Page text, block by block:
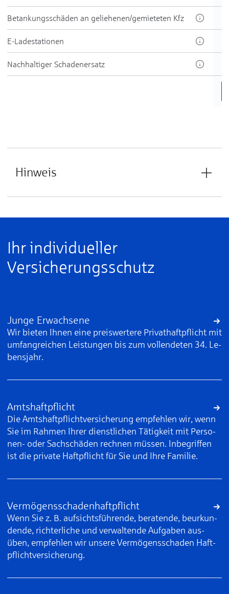
Be­tankungs­schäden an ge­liehenen/gemie­teten Kfz
E-Ladestationen
Nachhaltiger Schadenersatz
Hinweis
Ihr individueller
Versicherungsschutz
Junge Erwachsene
Wir bieten Ih­nen ei­ne preis­wer­te­re Pri­vat­haft­pflicht mit
um­fang­rei­chen Leis­tun­gen bis zum voll­en­de­ten 34. Le­
bens­jahr.
Amtshaftpflicht
Die Amtshaft­pflicht­ver­si­che­rung emp­feh­len wir, wenn
Sie im Rah­men Ih­rer dienst­li­chen Tä­tig­keit mit Per­so­
nen- oder Sach­schä­den rech­nen müs­sen. In­be­grif­fen
ist die pri­va­te Haft­pflicht für Sie und Ih­re Fa­mi­lie.
Vermögens­schaden­haftpflicht
Wenn Sie z. B. auf­sichts­füh­ren­de, be­ra­ten­de, be­ur­kun­
den­de, rich­ter­li­che und ver­wal­ten­de Auf­ga­ben aus­
üben, emp­feh­len wir un­se­re Ver­mö­gens­scha­den Haft­
pflicht­ver­si­che­rung.